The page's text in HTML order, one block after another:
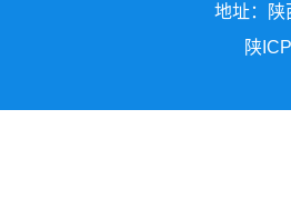
地址：陕
陕